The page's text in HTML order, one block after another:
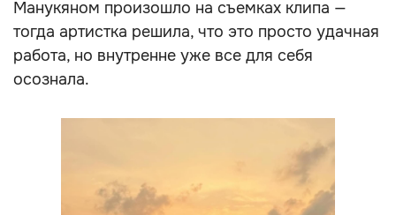
Манукяном произошло на съемках клипа —
тогда артистка решила, что это просто удачная
работа, но внутренне уже все для себя
осознала.